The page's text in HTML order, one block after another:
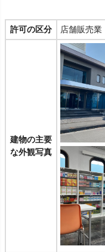
許可の区分 店舗販売業
建物の主要
な外観写真